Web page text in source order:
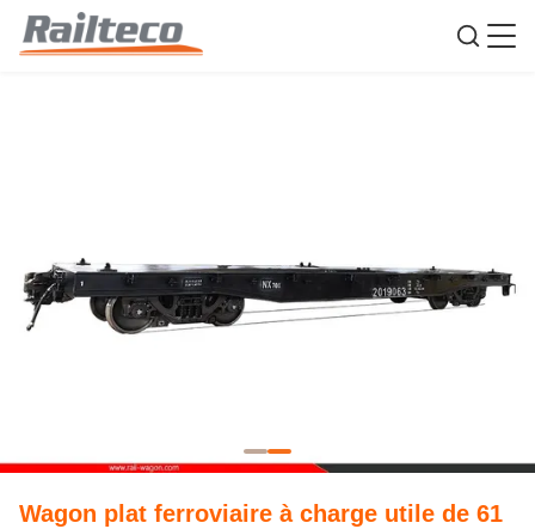
Wagon plat ferroviaire à charge utile de 61